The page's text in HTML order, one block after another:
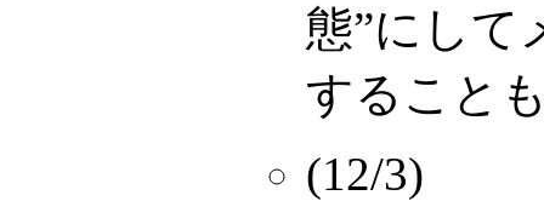
態”にして
すること
(12/3)